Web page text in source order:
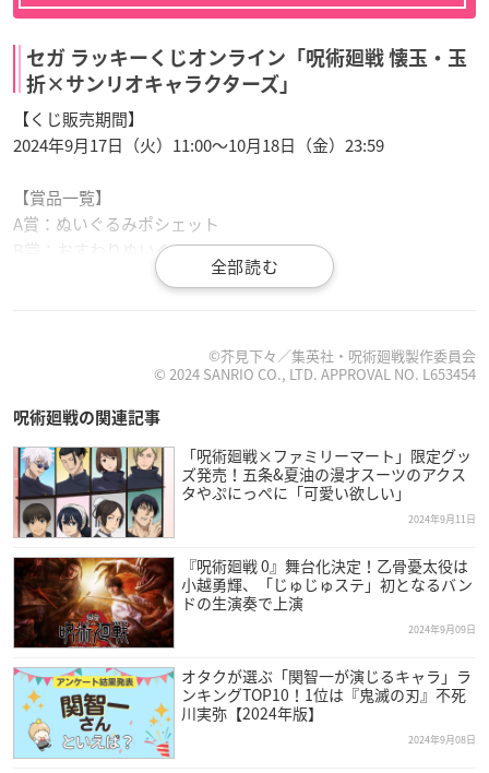
セガ ラッキーくじオンライン「呪術廻戦 懐玉・玉
折×サンリオキャラクターズ」
【くじ販売期間】
2024年9月17日（火）11:00～10月18日（金）23:59
【賞品一覧】
A賞：ぬいぐるみポシェット
B賞：おすわりぬいぐるみ
C賞：キャラクターPOPスタンド
【価格】
1回770円（税込） +送料500円（税込・初回購入時のみ送料が
かかります）
©芥見下々／集英社・呪術廻戦製作委員会
© 2024 SANRIO CO., LTD. APPROVAL NO. L653454
呪術廻戦の関連記事
「呪術廻戦×ファミリーマート」限定グッ
ズ発売！五条&夏油の漫才スーツのアクス
タやぷにっぺに「可愛い欲しい」
2024年9月11日
『呪術廻戦 0』舞台化決定！乙骨憂太役は
小越勇輝、「じゅじゅステ」初となるバン
ドの生演奏で上演
2024年9月09日
オタクが選ぶ「関智一が演じるキャラ」ラ
ンキングTOP10！1位は『鬼滅の刃』不死
川実弥【2024年版】
2024年9月08日